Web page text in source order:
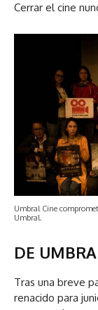
Cerrar el cine
Umbral Cine
Umbral.
DE
Tras una breve
renacido para